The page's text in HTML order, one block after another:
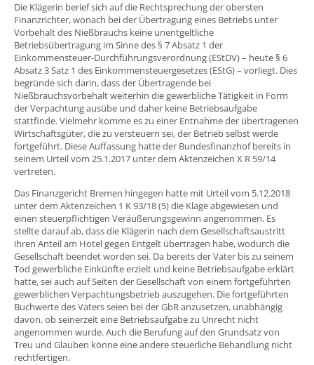
Die Klägerin berief sich auf die Rechtsprechung der obersten
Finanzrichter, wonach bei der Übertragung eines Betriebs unter
Vorbehalt des Nießbrauchs keine unentgeltliche
Betriebsübertragung im Sinne des § 7 Absatz 1 der
Einkommensteuer-Durchführungsverordnung (EStDV) – heute § 6
Absatz 3 Satz 1 des Einkommensteuergesetzes (EStG) – vorliegt. Dies
begründe sich darin, dass der Übertragende bei
Nießbrauchsvorbehalt weiterhin die gewerbliche Tätigkeit in Form
der Verpachtung ausübe und daher keine Betriebsaufgabe
stattfinde. Vielmehr komme es zu einer Entnahme der übertragenen
Wirtschaftsgüter, die zu versteuern sei, der Betrieb selbst werde
fortgeführt. Diese Auffassung hatte der Bundesfinanzhof bereits in
seinem Urteil vom 25.1.2017 unter dem Aktenzeichen X R 59/14
vertreten.
Das Finanzgericht Bremen hingegen hatte mit Urteil vom 5.12.2018
unter dem Aktenzeichen 1 K 93/18 (5) die Klage abgewiesen und
einen steuerpflichtigen Veräußerungsgewinn angenommen. Es
stellte darauf ab, dass die Klägerin nach dem Gesellschaftsaustritt
ihren Anteil am Hotel gegen Entgelt übertragen habe, wodurch die
Gesellschaft beendet worden sei. Da bereits der Vater bis zu seinem
Tod gewerbliche Einkünfte erzielt und keine Betriebsaufgabe erklärt
hatte, sei auch auf Seiten der Gesellschaft von einem fortgeführten
gewerblichen Verpachtungsbetrieb auszugehen. Die fortgeführten
Buchwerte des Vaters seien bei der GbR anzusetzen, unabhängig
davon, ob seinerzeit eine Betriebsaufgabe zu Unrecht nicht
angenommen wurde. Auch die Berufung auf den Grundsatz von
Treu und Glauben könne eine andere steuerliche Behandlung nicht
rechtfertigen.